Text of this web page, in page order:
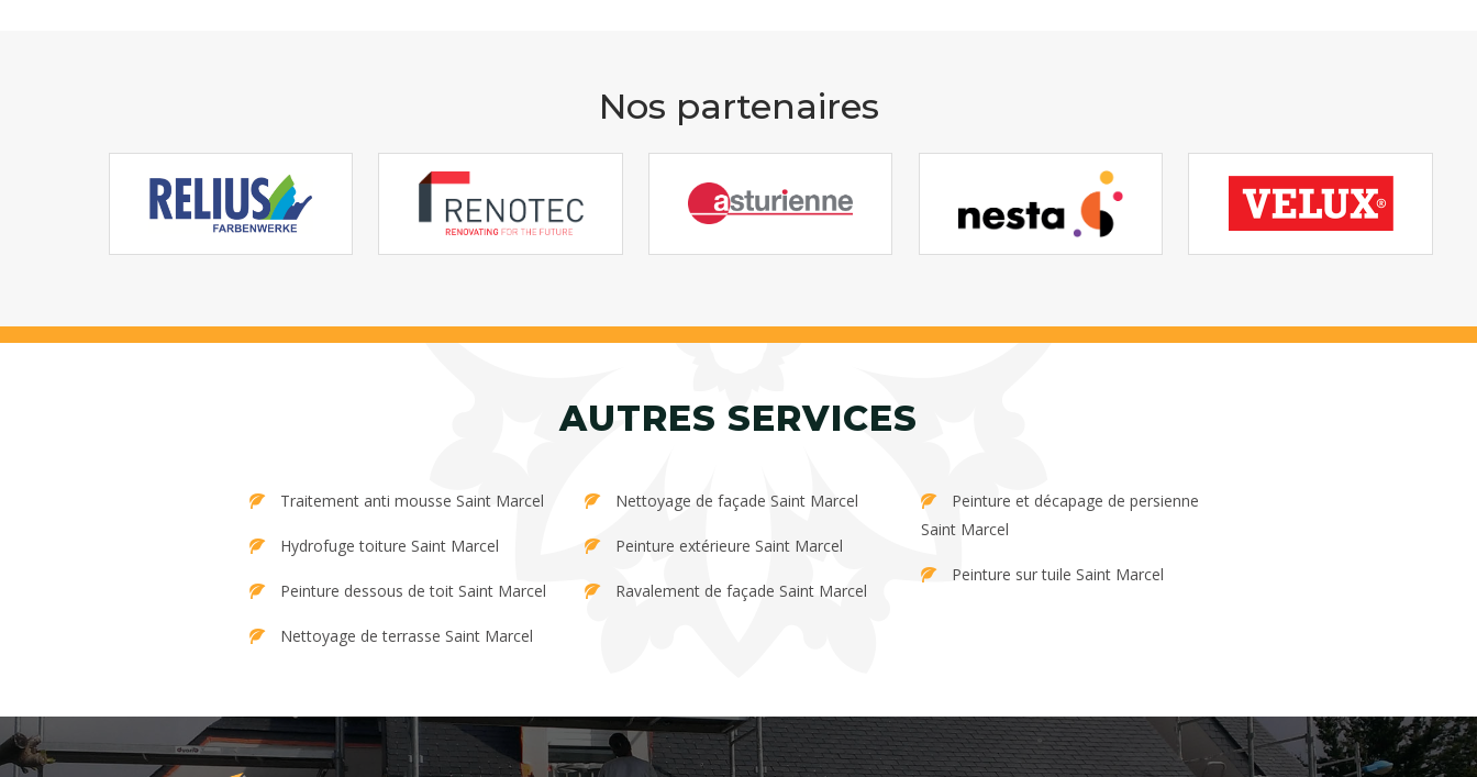
Nos partenaires
AUTRES SERVICES
Traitement anti mousse Saint Marcel
Hydrofuge toiture Saint Marcel
Peinture dessous de toit Saint Marcel
Nettoyage de terrasse Saint Marcel
Nettoyage de façade Saint Marcel
Peinture extérieure Saint Marcel
Ravalement de façade Saint Marcel
Saint Marcel
Peinture sur tuile Saint Marcel